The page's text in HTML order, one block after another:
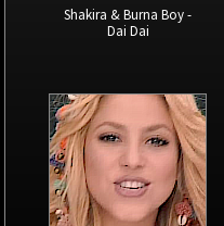
Shakira & Burna Boy -
Dai Dai